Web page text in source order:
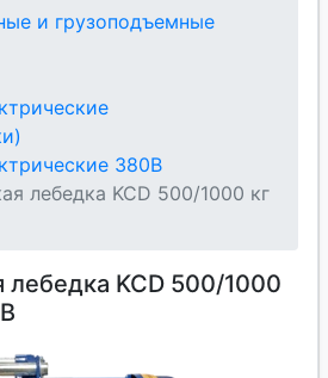
и грузоподъемные
380В
лебедка KCD 500/1000 кг
лебедка KCD 500/1000